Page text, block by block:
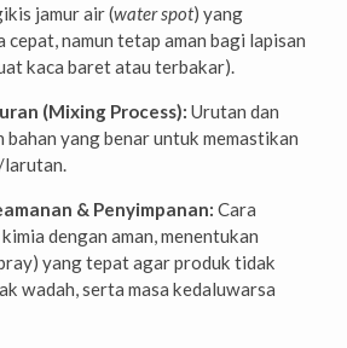
jamur air (water spot) yang
cepat, namun tetap aman bagi lapisan
kaca baret atau terbakar).
(Mixing Process): Urutan dan
bahan yang benar untuk memastikan
larutan.
& Penyimpanan: Cara
dengan aman, menentukan
yang tepat agar produk tidak
wadah, serta masa kedaluwarsa